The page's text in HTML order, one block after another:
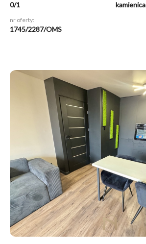
0/1 kamienica
nr oferty:
1745/2287/OMS